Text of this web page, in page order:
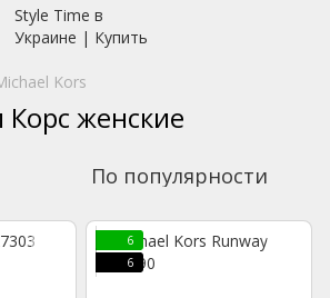
Kors
женские
По популярности
6
6